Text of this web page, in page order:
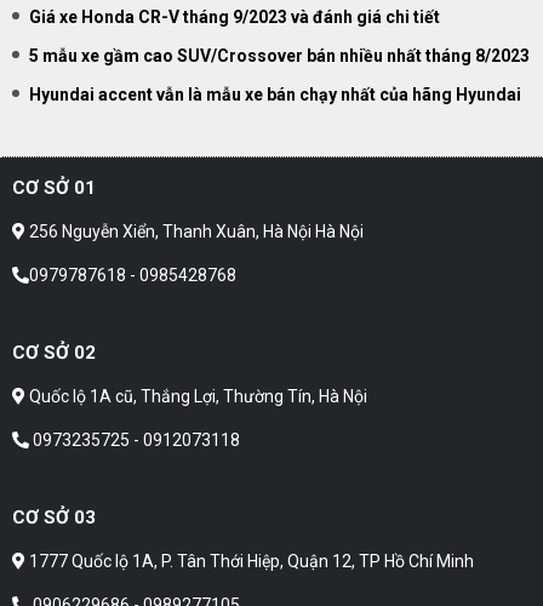
Giá xe Honda CR-V tháng 9/2023 và đánh giá chi tiết
5 mẫu xe gầm cao SUV/Crossover bán nhiều nhất tháng 8/2023
Hyundai accent vẫn là mẫu xe bán chạy nhất của hãng Hyundai
CƠ SỞ 01
256 Nguyễn Xiển, Thanh Xuân, Hà Nội Hà Nội
0979787618 - 0985428768
CƠ SỞ 02
Quốc lộ 1A cũ, Thắng Lợi, Thường Tín, Hà Nội
0973235725 - 0912073118
CƠ SỞ 03
1777 Quốc lộ 1A, P. Tân Thới Hiệp, Quận 12, TP Hồ Chí Minh